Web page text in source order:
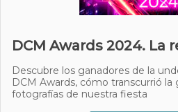
DCM Awards 2024. La
Descubre los ganadores de la
DCM Awards, cómo transcurrió la
fotografías de nuestra fiesta